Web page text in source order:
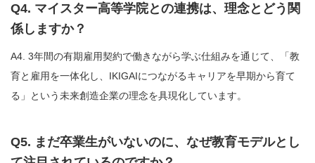
Q4. マイスター高等学院との連携は、理念とどう関
係しますか？
A4. 3年間の有期雇用契約で働きながら学ぶ仕組みを通じて、「教
育と雇用を一体化し、IKIGAIにつながるキャリアを早期から育て
る」という未来創造企業の理念を具現化しています。
Q5. まだ卒業生がいないのに、なぜ教育モデルとし